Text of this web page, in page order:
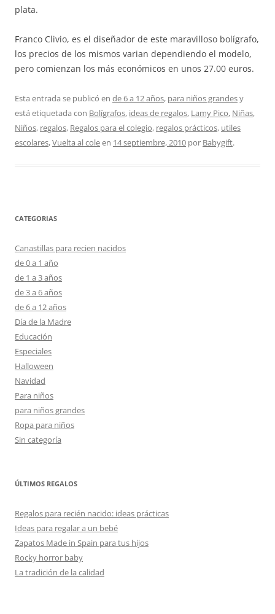
plata.
Franco Clivio, es el diseñador de este maravilloso bolígrafo,
los precios de los mismos varian dependiendo el modelo,
pero comienzan los más económicos en unos 27.00 euros.
Esta entrada se publicó en de 6 a 12 años, para niños grandesy
está etiquetada con Bolígrafos, ideas de regalos, Lamy Pico, Niñas,
Niños, regalos, Regalos para el colegio, regalos prácticos, utiles
escolares,Vuelta al coleen 14 septiembre, 2010 por Babygift.
CATEGORIAS
Canastillas para recien nacidos
de 0 a 1 año
de 1 a 3 años
de 3 a 6 años
de 6 a 12 años
Día de la Madre
Educación
Especiales
Halloween
Navidad
Para niños
para niños grandes
Ropa para niños
Sin categoría
ÚLTIMOS REGALOS
Regalos para recién nacido: ideas prácticas
Ideas para regalar a un bebé
Zapatos Made in Spain para tus hijos
Rocky horror baby
La tradición de la calidad